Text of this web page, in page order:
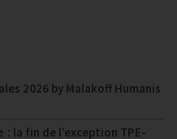
2026 by Malakoff Humanis
la fin de l’exception TPE-